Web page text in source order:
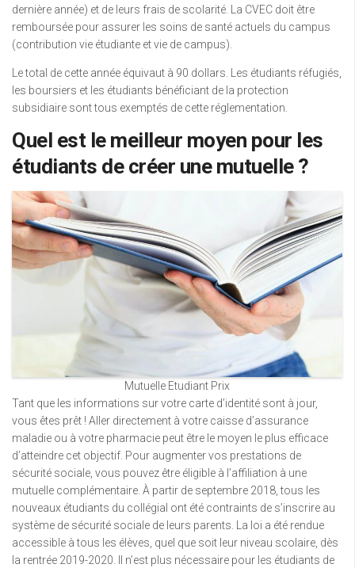
dernière année) et de leurs frais de scolarité. La CVEC doit être
remboursée pour assurer les soins de santé actuels du campus
(contribution vie étudiante et vie de campus).
Le total de cette année équivaut à 90 dollars. Les étudiants réfugiés,
les boursiers et les étudiants bénéficiant de la protection
subsidiaire sont tous exemptés de cette réglementation.
Quel est le meilleur moyen pour les
étudiants de créer une mutuelle ?
Mutuelle Etudiant Prix
Tant que les informations sur votre carte d’identité sont à jour,
vous êtes prêt ! Aller directement à votre caisse d’assurance
maladie ou à votre pharmacie peut être le moyen le plus efficace
d’atteindre cet objectif. Pour augmenter vos prestations de
sécurité sociale, vous pouvez être éligible à l’affiliation à une
mutuelle complémentaire. À partir de septembre 2018, tous les
nouveaux étudiants du collégial ont été contraints de s’inscrire au
système de sécurité sociale de leurs parents. La loi a été rendue
accessible à tous les élèves, quel que soit leur niveau scolaire, dès
la rentrée 2019-2020. Il n’est plus nécessaire pour les étudiants de